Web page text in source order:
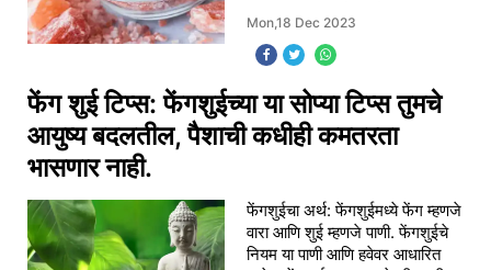
उर्जेपासून सुरक्षित राहील. वास्तु उपाय
Mon,18 Dec 2023
फेंग शुई टिप्स: फेंगशुईच्या या सोप्या टिप्स तुमचे
आयुष्य बदलतील, पैशाची कधीही कमतरता
भासणार नाही.
फेंगशुईचा अर्थ: फेंगशुईमध्ये फेंग म्हणजे
वारा आणि शुई म्हणजे पाणी. फेंगशुईचे
नियम या पाणी आणि हवेवर आधारित